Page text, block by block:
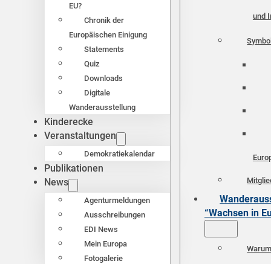
EU?
Chronik der
Europäischen Einigung
Statements
Quiz
Downloads
Digitale
Wanderausstellung
Kinderecke
Veranstaltungen
Demokratiekalendar
Publikationen
News
Agenturmeldungen
Ausschreibungen
EDI News
Mein Europa
Fotogalerie
und
“Wachsen in